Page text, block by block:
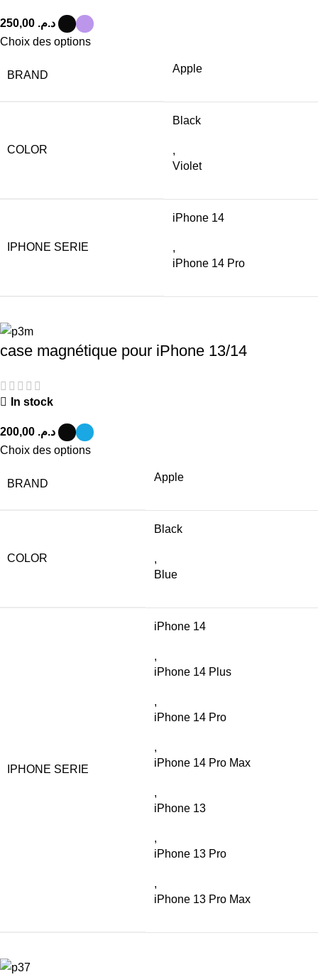
د.م.
Choix des options
BRAND
Apple
COLOR
Black
,
Violet
IPHONE SERIE
iPhone 14
,
iPhone 14 Pro
case magnétique pour iPhone 13/14
In stock
د.م.
Choix des options
BRAND
Apple
COLOR
Black
,
Blue
IPHONE SERIE
iPhone 14
,
iPhone 14 Plus
,
iPhone 14 Pro
,
iPhone 14 Pro Max
,
iPhone 13
,
iPhone 13 Pro
,
iPhone 13 Pro Max